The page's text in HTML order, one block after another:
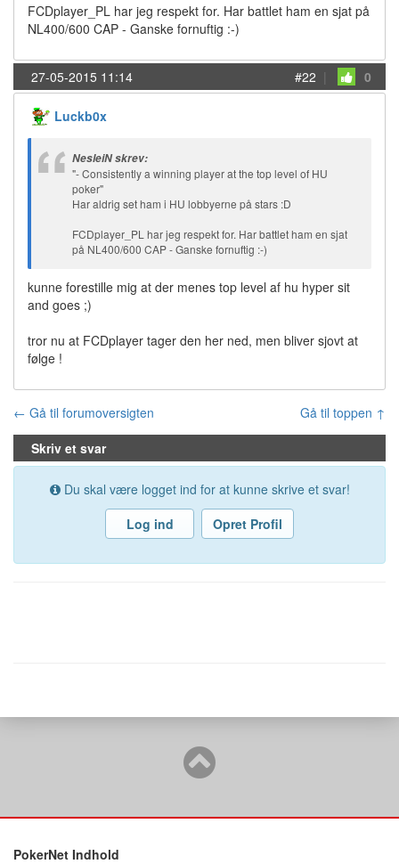
FCDplayer_PL har jeg respekt for. Har battlet ham en sjat på
NL400/600 CAP - Ganske fornuftig :-)
27-05-2015 11:14 #22 | 0
Luckb0x
NesleiN skrev:
"- Consistently a winning player at the top level of HU
poker"
Har aldrig set ham i HU lobbyerne på stars :D
FCDplayer_PL har jeg respekt for. Har battlet ham en sjat
på NL400/600 CAP - Ganske fornuftig :-)
kunne forestille mig at der menes top level af hu hyper sit
and goes ;)
tror nu at FCDplayer tager den her ned, men bliver sjovt at
følge !
← Gå til forumoversigten
Gå til toppen ↑
Skriv et svar
Du skal være logget ind for at kunne skrive et svar!
Log ind
Opret Profil
PokerNet Indhold